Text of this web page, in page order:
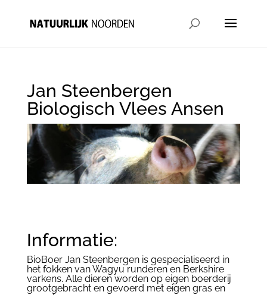
Jan Steenbergen
Biologisch Vlees Ansen
Informatie:
BioBoer Jan Steenbergen is gespecialiseerd in
het fokken van Wagyu runderen en Berkshire
varkens. Alle dieren worden op eigen boerderij
grootgebracht en gevoerd met eigen gras en